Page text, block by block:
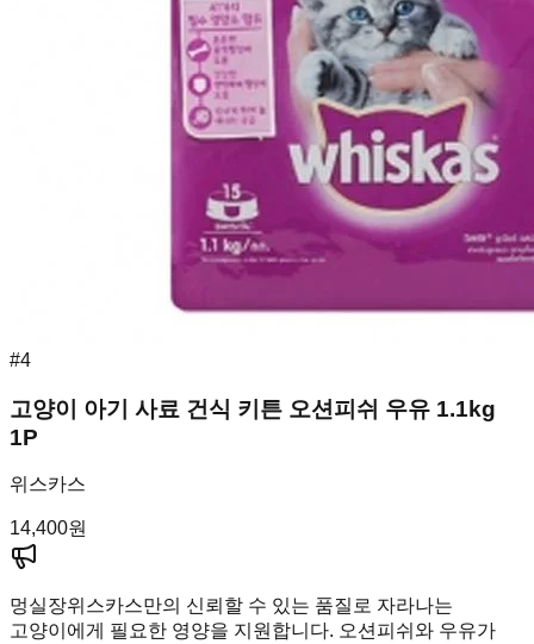
#4
고양이 아기 사료 건식 키튼 오션피쉬 우유 1.1kg
1P
위스카스
14,400원
멍실장위스카스만의 신뢰할 수 있는 품질로 자라나는
고양이에게 필요한 영양을 지원합니다. 오션피쉬와 우유가